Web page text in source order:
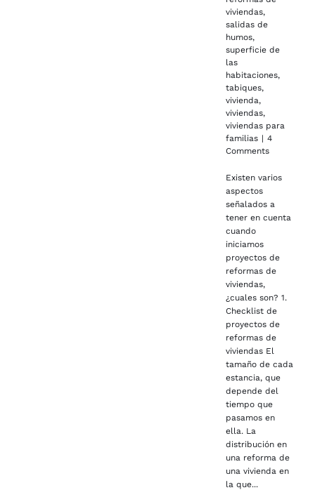
viviendas,
salidas de
humos,
superficie de
las
habitaciones,
tabiques,
vivienda,
viviendas,
viviendas para
familias | 4
Comments
Existen varios
aspectos
señalados a
tener en cuenta
cuando
iniciamos
proyectos de
reformas de
viviendas,
¿cuales son? 1.
Checklist de
proyectos de
reformas de
viviendas El
tamaño de cada
estancia, que
depende del
tiempo que
pasamos en
ella. La
distribución en
una reforma de
una vivienda en
la que...